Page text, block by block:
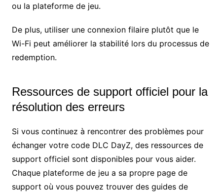
ou la plateforme de jeu.
De plus, utiliser une connexion filaire plutôt que le
Wi-Fi peut améliorer la stabilité lors du processus de
redemption.
Ressources de support officiel pour la
résolution des erreurs
Si vous continuez à rencontrer des problèmes pour
échanger votre code DLC DayZ, des ressources de
support officiel sont disponibles pour vous aider.
Chaque plateforme de jeu a sa propre page de
support où vous pouvez trouver des guides de